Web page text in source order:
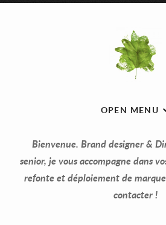
OPEN MENU
Bienvenue. Brand designer &
senior, je vous accompagne dans
refonte et déploiement de
contacter !